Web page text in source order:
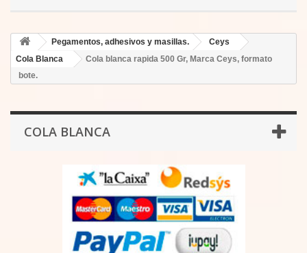
Pegamentos, adhesivos y masillas.
Ceys
Cola Blanca
Cola blanca rapida 500 Gr, Marca Ceys, formato
bote.
COLA BLANCA